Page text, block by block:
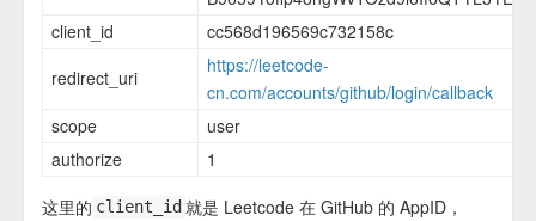
client_id
cc568d196569c732158c
redirect_uri
https://leetcode-
cn.com/accounts/github/login/callback
scope
user
authorize
1
这里的 client_id 就是 Leetcode 在 GitHub 的 AppID，